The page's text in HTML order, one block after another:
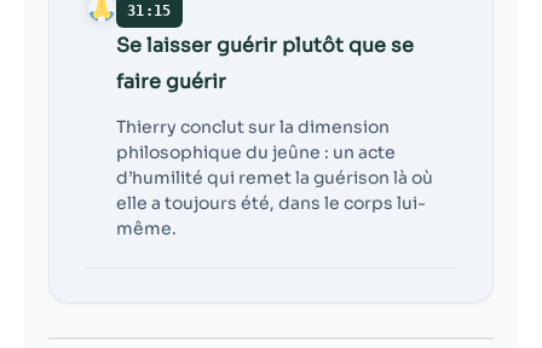
31:15
Se laisser guérir plutôt que se
faire guérir
Thierry conclut sur la dimension
philosophique du jeûne : un acte
d’humilité qui remet la guérison là où
elle a toujours été, dans le corps lui-
même.